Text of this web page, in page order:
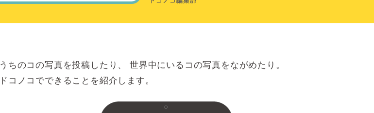
うちのコの写真を投稿したり、
世界中にいるコの写真をながめたり。
ドコノコでできることを紹介します。